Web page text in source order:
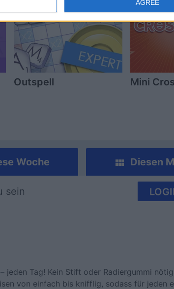
AGREE
Outspell Mini
Woche Diesen
sein
Tag! Kein Stift oder Radiergummi
von einfach bis knifflig, sodass für jeden